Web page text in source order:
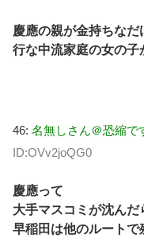
慶應の親が金持ちな
行な中流家庭の女の子
46: 名無しさん＠恐縮で
ID:OVv2joQG0
慶應って
大手マスコミが沈ん
早稲田は他のルートで